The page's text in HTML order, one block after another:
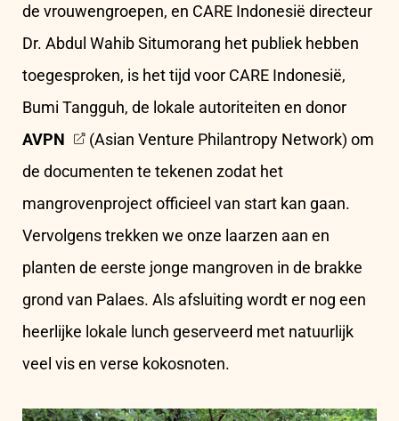
de vrouwengroepen, en CARE Indonesië directeur
Dr. Abdul Wahib Situmorang het publiek hebben
toegesproken, is het tijd voor CARE Indonesië,
Bumi Tangguh, de lokale autoriteiten en donor
AVPN
(Asian Venture Philantropy Network) om
de documenten te tekenen zodat het
mangrovenproject officieel van start kan gaan.
Vervolgens trekken we onze laarzen aan en
planten de eerste jonge mangroven in de brakke
grond van Palaes. Als afsluiting wordt er nog een
heerlijke lokale lunch geserveerd met natuurlijk
veel vis en verse kokosnoten.